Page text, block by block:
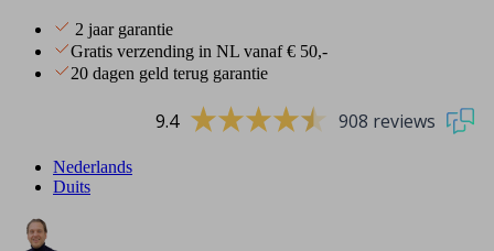
2 jaar garantie
Gratis verzending in NL vanaf € 50,-
20 dagen geld terug garantie
9.4 908 reviews
Nederlands
Duits